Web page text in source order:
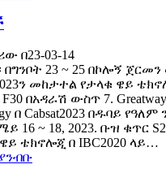
በ23-03-14
23 ~ 25 በኮሎኝ
መከታተል የታላቁ ዌይ
በአዳራሽ ውስጥ 7. Greatway
በ Cabsat2023 በዱባይ የዓለም
16 ~ 18, 2023. ቡዝ ቁጥር
ቴክኖሎጂ በ IBC2020 ላይ…